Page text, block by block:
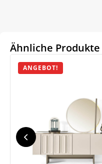
Ähnliche Produkte
ANGEBOT!